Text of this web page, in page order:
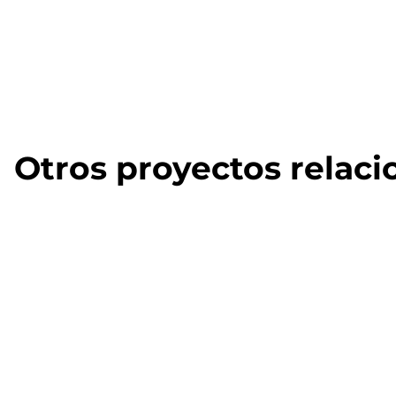
Otros proyectos